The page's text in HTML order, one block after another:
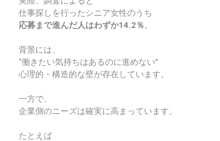
仕事探しを行ったシニア女性のうち
応募まで進んだ人はわずか14.2％ 。
背景には、
“働きたい気持ちはあるのに進めない”
心理的・構造的な壁が存在しています。
一方で、
企業側のニーズは確実に高まっています。
たとえば